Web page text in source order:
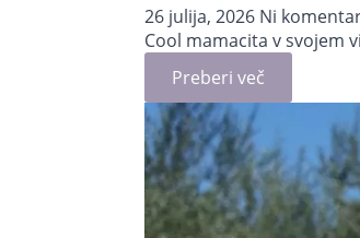
26 julija, 2026 Ni
Cool mamacita v svojem
Preberi več